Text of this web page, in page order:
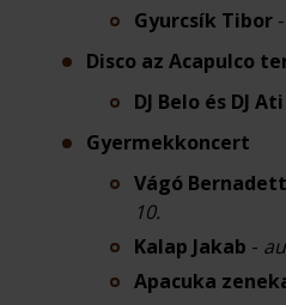
Gyurcsík Tibor -
Disco az Acapulco
DJ Belo és DJ Ati
Gyermekkoncert
Vágó
10.
Kalap Jakab -
Apacuka